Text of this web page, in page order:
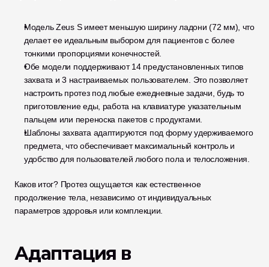
Модель Zeus S имеет меньшую ширину ладони (72 мм), что
делает ее идеальным выбором для пациентов с более
тонкими пропорциями конечностей.
Обе модели поддерживают 14 предустановленных типов
захвата и 3 настраиваемых пользователем. Это позволяет
настроить протез под любые ежедневные задачи, будь то
приготовление еды, работа на клавиатуре указательным
пальцем или переноска пакетов с продуктами.
Шаблоны захвата адаптируются под форму удерживаемого
предмета, что обеспечивает максимальный контроль и
удобство для пользователей любого пола и телосложения.
Каков итог? Протез ощущается как естественное
продолжение тела, независимо от индивидуальных
параметров здоровья или комплекции.
Адаптация в